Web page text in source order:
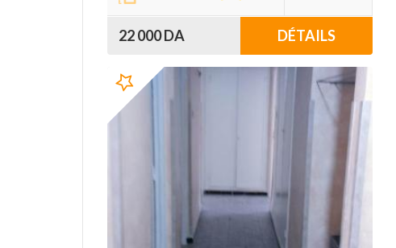
22 000 DA DÉTAILS